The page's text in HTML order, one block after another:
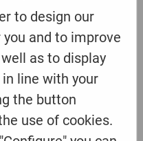
to design our
and to improve
as to display
line with your
the button
use of cookies.